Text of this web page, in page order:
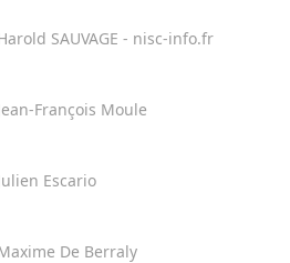
SAUVAGE - nisc-info.fr
François Moule
Escario
De Berraly